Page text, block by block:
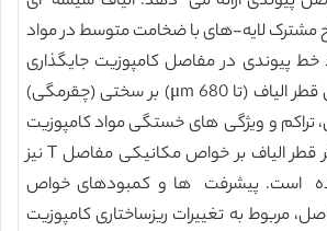
مشترک لایه-های با ضخامت متوسط در مواد
خط پیوندی در مفاصل کامپوزیت جایگذاری
می شوند. اثر افزایش قطر الیاف (تا 680 μm) بر سختی (چقرمگی)
تراکم و ویژگی های خستگی مواد کامپوزیت
تعیین شده است. اثر قطر الیاف بر خواص مکانیکی مفاصل T نیز
است. پیشرفت ها و کمبودهای خواص
مربوط به تغییرات ریزساختاری کامپوزیت